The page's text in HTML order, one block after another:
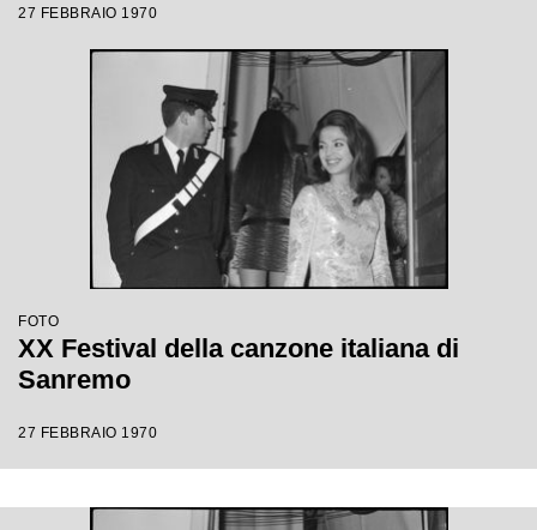
27 FEBBRAIO 1970
FOTO
XX Festival della canzone italiana di
Sanremo
27 FEBBRAIO 1970